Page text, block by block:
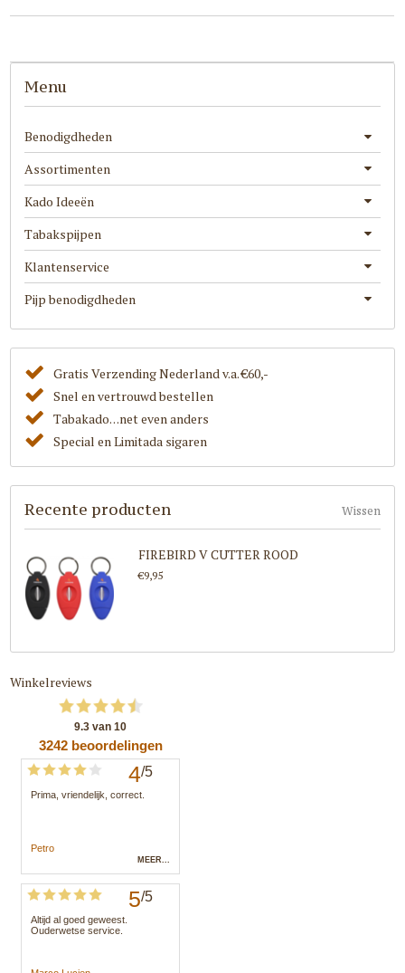
Menu
Benodigdheden
Assortimenten
Kado Ideeën
Tabakspijpen
Klantenservice
Pijp benodigdheden
Gratis Verzending Nederland v.a. €60,-
Snel en vertrouwd bestellen
Tabakado. . .net even anders
Special en Limitada sigaren
Recente producten Wissen
FIREBIRD V CUTTER ROOD
€9,95
Winkelreviews